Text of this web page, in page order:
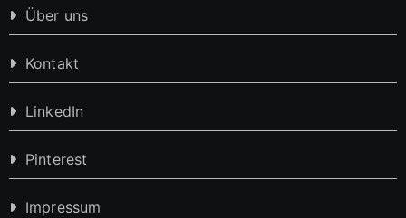
Über uns
Kontakt
LinkedIn
Pinterest
Impressum